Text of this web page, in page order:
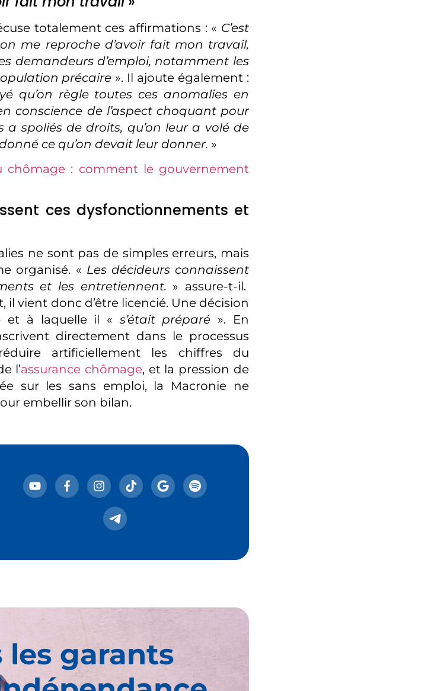
totalement ces affirmations : « C’est
me reproche d’avoir fait mon travail,
demandeurs d’emploi, notamment les
précaire ». Il ajoute également :
qu’on règle toutes ces anomalies en
conscience de l’aspect choquant pour
a spoliés de droits, qu’on leur a volé de
ce qu’on devait leur donner. »
chômage : comment le gouvernement
ces dysfonctionnements et
ne sont pas de simples erreurs, mais
organisé. « Les décideurs connaissent
et les entretiennent. » assure-t-il.
il vient donc d’être licencié. Une décision
à laquelle il « s’était préparé ». En
directement dans le processus
artificiellement les chiffres du
l’assurance chômage, et la pression de
sur les sans emploi, la Macronie ne
embellir son bilan.
les garants